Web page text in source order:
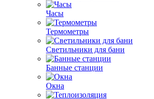
Часы
Термометры
Светильники для бани
Банные станции
Окна